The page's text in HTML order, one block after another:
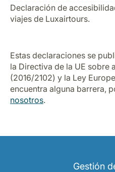
Declaración de
viajes de Luxairtours.
Estas declaraciones se
la Directiva de la UE sobre
(2016/2102) y la Ley
encuentra alguna barrera,
nosotros.
Gestión